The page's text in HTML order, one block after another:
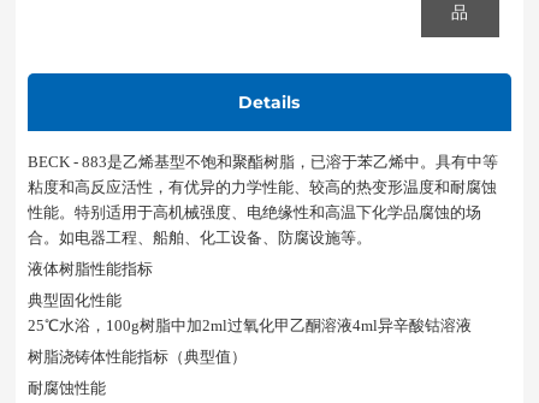
品
Details
BECK - 883是乙烯基型不饱和聚酯树脂，已溶于苯乙烯中。具有中等
粘度和高反应活性，有优异的力学性能、较高的热变形温度和耐腐蚀
性能。特别适用于高机械强度、电绝缘性和高温下化学品腐蚀的场
合。如电器工程、船舶、化工设备、防腐设施等。
液体树脂性能指标
典型固化性能
25℃水浴，100g树脂中加2ml过氧化甲乙酮溶液4ml异辛酸钴溶液
树脂浇铸体性能指标（典型值）
耐腐蚀性能